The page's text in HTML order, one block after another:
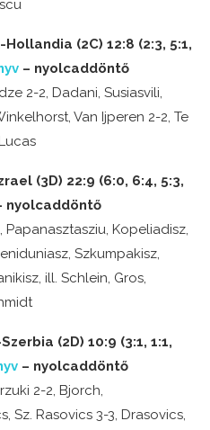
(2C) 12:8 (2:3, 5:1,
– nyolcaddöntő
2-2, Dadani, Susiasvili,
Van Ijperen 2-2, Te
(3D) 22:9 (6:0, 6:4, 5:3,
nyolcaddöntő
Papanasztasziu, Kopeliadisz,
Szkumpakisz,
ill. Schlein, Gros,
(2D) 10:9 (3:1, 1:1,
– nyolcaddöntő
2-2, Bjorch,
Sz. Rasovics 3-3, Drasovics,